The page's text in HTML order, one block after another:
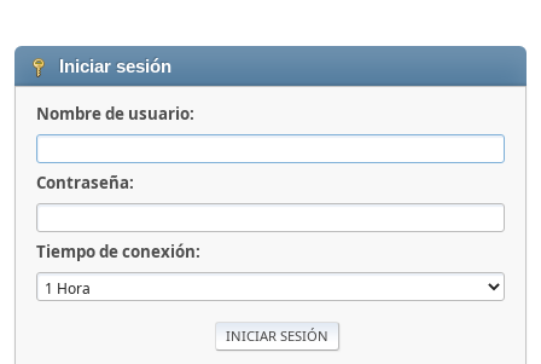
Iniciar sesión
Nombre de usuario:
Contraseña:
Tiempo de conexión: